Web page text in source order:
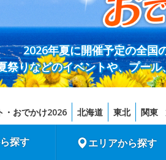
2026年夏に開催予定の全国
祭りなどのイベントや、プー
・おでかけ2026 北海道 東北 関東
探す エリアから探す